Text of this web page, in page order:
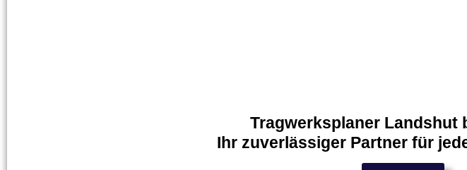
Tragwerksplaner Landshut
Ihr zuverlässiger Partner für